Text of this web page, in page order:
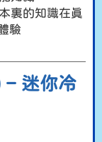
裏的知識在真
驗
– 迷你冷